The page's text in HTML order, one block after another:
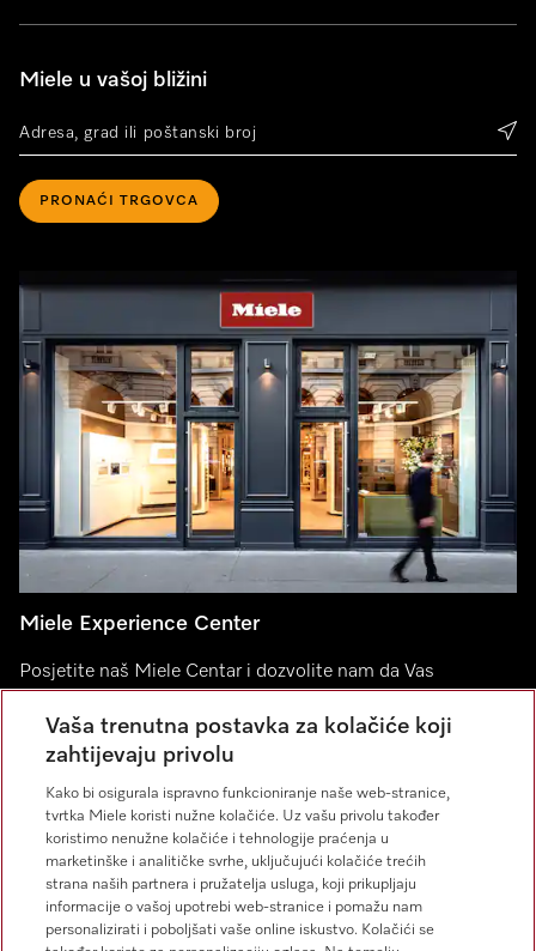
Miele u vašoj bližini
PRONAĆI TRGOVCA
Miele Experience Center
Posjetite naš Miele Centar i dozvolite nam da Vas
Miele Experience Center Zagreb
Kontakt 01 668 90 00
Vaša trenutna postavka za kolačiće koji
zahtijevaju privolu
Kako bi osigurala ispravno funkcioniranje naše web-stranice,
tvrtka Miele koristi nužne kolačiće. Uz vašu privolu također
koristimo nenužne kolačiće i tehnologije praćenja u
marketinške i analitičke svrhe, uključujući kolačiće trećih
strana naših partnera i pružatelja usluga, koji prikupljaju
informacije o vašoj upotrebi web-stranice i pomažu nam
personalizirati i poboljšati vaše online iskustvo. Kolačići se